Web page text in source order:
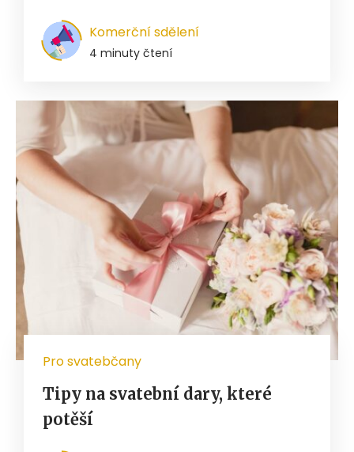
Komerční sdělení
4 minuty čtení
Pro svatebčany
Tipy na svatební dary, které
potěší